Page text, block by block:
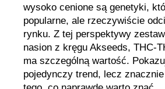
wysoko cenione są genetyki,
popularne, ale rzeczywiście
rynku. Z tej perspektywy
nasion z kręgu Akseeds, THC-
ma szczególną wartość.
pojedynczy trend, lecz